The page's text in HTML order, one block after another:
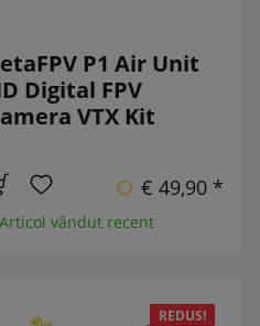
P1 Air Unit
Digital FPV
VTX Kit
€ 49,90 *
vândut recent
REDUS!